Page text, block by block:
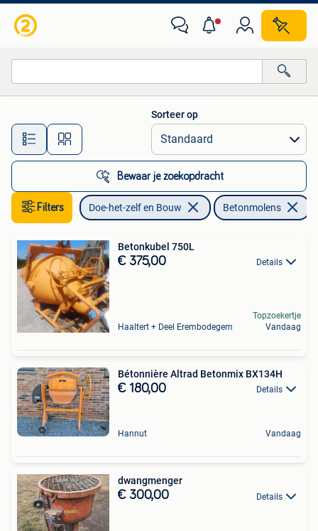
Alle afstanden…
Sorteer op
Bewaar je zoekopdracht
Filters Doe-het-zelf en Bouw Betonmolens
Betonkubel 750L
€ 375,00 Details
Haaltert + Deel Erembodegem
Topzoekertje
Vandaag
Bétonnière Altrad Betonmix BX134H
€ 180,00 Details
Hannut Vandaag
dwangmenger
€ 300,00 Details